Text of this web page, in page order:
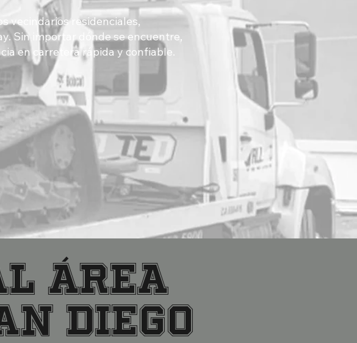
vecindarios residenciales,
Sin importar dónde se encuentre,
en carretera rápida y confiable.
ÁREA
DIEGO